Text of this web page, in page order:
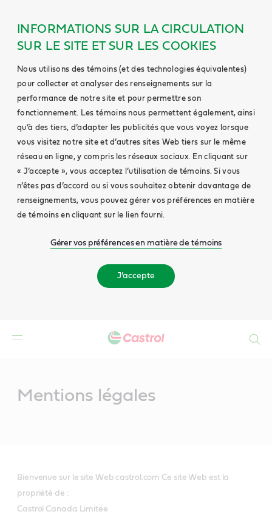
INFORMATIONS SUR LA CIRCULATION
SUR LE SITE ET SUR LES COOKIES
Nous utilisons des témoins (et des technologies équivalentes)
pour collecter et analyser des renseignements sur la
performance de notre site et pour permettre son
fonctionnement. Les témoins nous permettent également, ainsi
qu’à des tiers, d’adapter les publicités que vous voyez lorsque
vous visitez notre site et d’autres sites Web tiers sur le même
réseau en ligne, y compris les réseaux sociaux. En cliquant sur
« J’accepte », vous acceptez l’utilisation de témoins. Si vous
n’êtes pas d’accord ou si vous souhaitez obtenir davantage de
renseignements, vous pouvez gérer vos préférences en matière
de témoins en cliquant sur le lien fourni.
Gérer vos préférences en matière de témoins
J’accepte
Mentions légales
Bienvenue sur le site Web castrol.com Ce site Web est la
propriété de :
Castrol Canada Limitée